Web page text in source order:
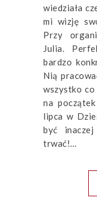
wiedziała
mi wizję
Przy
Julia.
bardzo
Nią
wszystko co
na
lipca w
być
trwać!…